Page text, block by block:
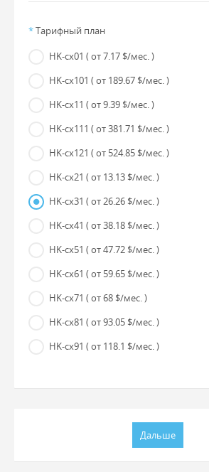
*Тарифный план
HK-cx01 ( от 7.17 $/мес. )
HK-cx101 ( от 189.67 $/мес. )
HK-cx11 ( от 9.39 $/мес. )
HK-cx111 ( от 381.71 $/мес. )
HK-cx121 ( от 524.85 $/мес. )
HK-cx21 ( от 13.13 $/мес. )
HK-cx31 ( от 26.26 $/мес. )
HK-cx41 ( от 38.18 $/мес. )
HK-cx51 ( от 47.72 $/мес. )
HK-cx61 ( от 59.65 $/мес. )
HK-cx71 ( от 68 $/мес. )
HK-cx81 ( от 93.05 $/мес. )
HK-cx91 ( от 118.1 $/мес. )